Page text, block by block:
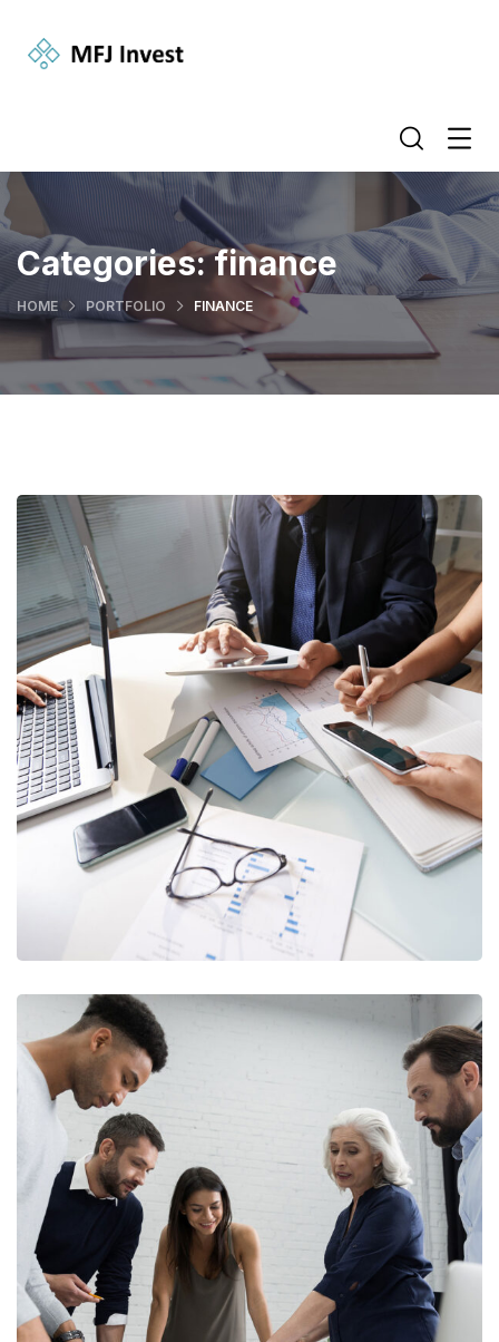
Categories:finance
HOME PORTFOLIO FINANCE
Business Consultation
BUSINESS/ FINANCE
Finance Strategy
FINANCE/ MARKETING